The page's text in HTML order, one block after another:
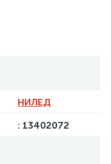
НИЛЕД
: 13402072